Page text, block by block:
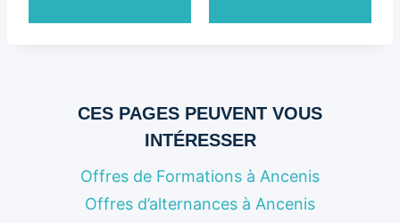
CES PAGES PEUVENT VOUS
INTÉRESSER
Offres de Formations à Ancenis
Offres d’alternances à Ancenis